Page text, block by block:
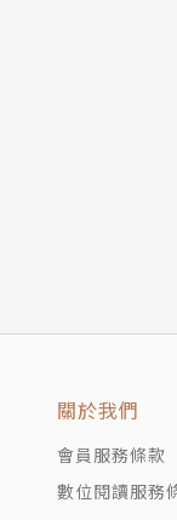
關於我們
會員服務條款
數位閱讀服務